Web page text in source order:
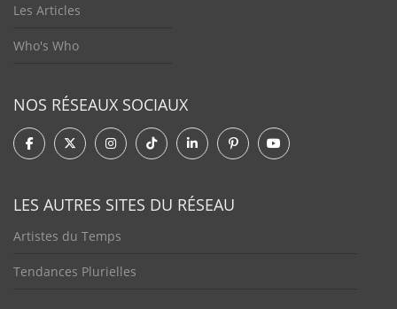
Les Articles
Who's Who
NOS RÉSEAUX SOCIAUX
LES AUTRES SITES DU RÉSEAU
Artistes du Temps
Tendances Plurielles